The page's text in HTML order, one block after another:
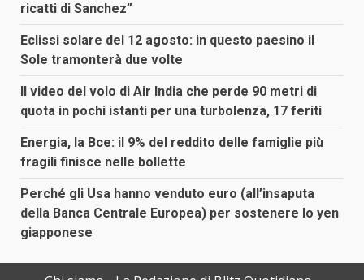
ricatti di Sanchez”
Eclissi solare del 12 agosto: in questo paesino il
Sole tramonterà due volte
Il video del volo di Air India che perde 90 metri di
quota in pochi istanti per una turbolenza, 17 feriti
Energia, la Bce: il 9% del reddito delle famiglie più
fragili finisce nelle bollette
Perché gli Usa hanno venduto euro (all’insaputa
della Banca Centrale Europea) per sostenere lo yen
giapponese